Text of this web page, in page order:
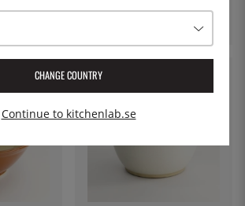
CHANGE COUNTRY
Continue to kitchenlab.se